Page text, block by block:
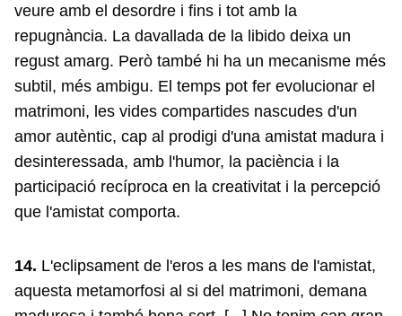
veure amb el desordre i fins i tot amb la
repugnància. La davallada de la libido deixa un
regust amarg. Però també hi ha un mecanisme més
subtil, més ambigu. El temps pot fer evolucionar el
matrimoni, les vides compartides nascudes d'un
amor autèntic, cap al prodigi d'una amistat madura i
desinteressada, amb l'humor, la paciència i la
participació recíproca en la creativitat i la percepció
que l'amistat comporta.
14. L'eclipsament de l'eros a les mans de l'amistat,
aquesta metamorfosi al si del matrimoni, demana